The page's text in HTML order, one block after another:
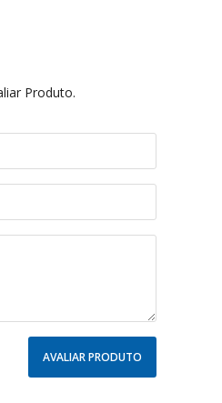
Produto.
AVALIAR PRODUTO